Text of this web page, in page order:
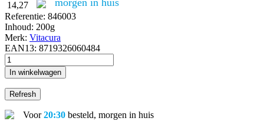
14,27 morgen in huis
Referentie: 846003
Inhoud: 200g
Merk: Vitacura
EAN13: 8719326060484
In winkelwagen
Voor20:30 besteld, morgen in huis